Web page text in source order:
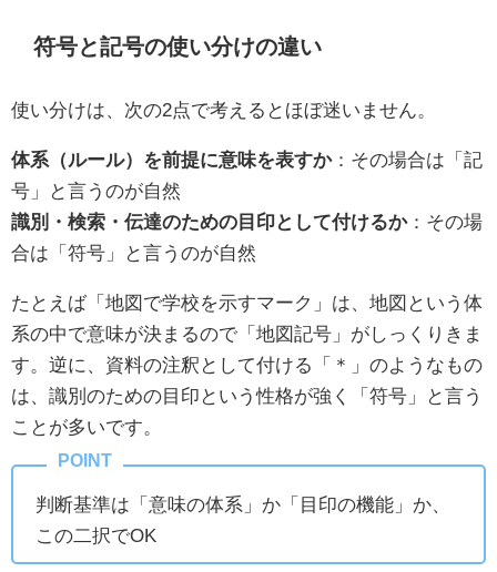
符号と記号の使い分けの違い
使い分けは、次の2点で考えるとほぼ迷いません。
体系（ルール）を前提に意味を表すか：その場合は「記
号」と言うのが自然
識別・検索・伝達のための目印として付けるか：その場
合は「符号」と言うのが自然
たとえば「地図で学校を示すマーク」は、地図という体
系の中で意味が決まるので「地図記号」がしっくりきま
す。逆に、資料の注釈として付ける「＊」のようなもの
は、識別のための目印という性格が強く「符号」と言う
ことが多いです。
判断基準は「意味の体系」か「目印の機能」か、
この二択でOK